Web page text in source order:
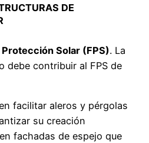
DE
Solar (FPS). La
debe contribuir al FPS de
facilitar aleros y pérgolas
su creación
fachadas de espejo que